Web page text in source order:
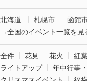
北海道 札幌市
函館
→全国のイベント一覧を見
全件 花見 花火
紅葉
ライトアップ
年中行事